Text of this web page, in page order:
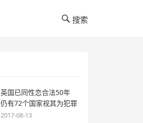
搜索
英国已同性恋合法50年
仍有72个国家视其为犯罪
2017-08-13